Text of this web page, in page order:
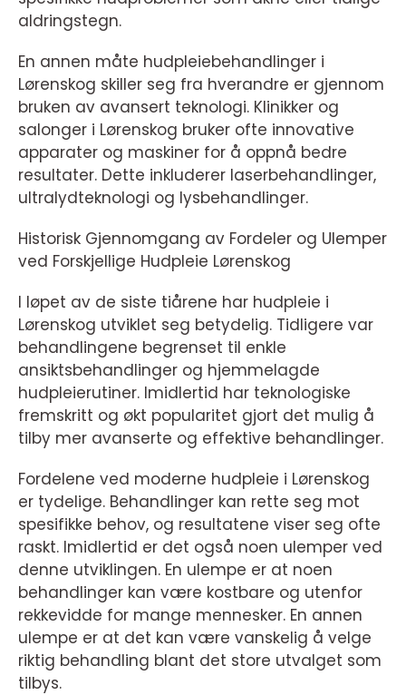
aldringstegn.
En annen måte hudpleiebehandlinger i
Lørenskog skiller seg fra hverandre er gjennom
bruken av avansert teknologi. Klinikker og
salonger i Lørenskog bruker ofte innovative
apparater og maskiner for å oppnå bedre
resultater. Dette inkluderer laserbehandlinger,
ultralydteknologi og lysbehandlinger.
Historisk Gjennomgang av Fordeler og Ulemper
ved Forskjellige Hudpleie Lørenskog
I løpet av de siste tiårene har hudpleie i
Lørenskog utviklet seg betydelig. Tidligere var
behandlingene begrenset til enkle
ansiktsbehandlinger og hjemmelagde
hudpleierutiner. Imidlertid har teknologiske
fremskritt og økt popularitet gjort det mulig å
tilby mer avanserte og effektive behandlinger.
Fordelene ved moderne hudpleie i Lørenskog
er tydelige. Behandlinger kan rette seg mot
spesifikke behov, og resultatene viser seg ofte
raskt. Imidlertid er det også noen ulemper ved
denne utviklingen. En ulempe er at noen
behandlinger kan være kostbare og utenfor
rekkevidde for mange mennesker. En annen
ulempe er at det kan være vanskelig å velge
riktig behandling blant det store utvalget som
tilbys.